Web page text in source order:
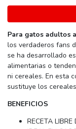
Para gatos adultos
los verdaderos fans
se ha desarrollado
alimentarias o
ni cereales. En esta
sustituye los
BENEFICIOS
RECETA LIBRE